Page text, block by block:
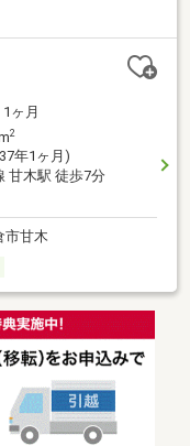
1ヶ月
2
年1ヶ月)
甘木駅 徒歩7分
市甘木